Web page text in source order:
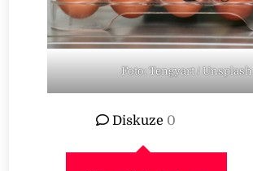
Foto: Tengyart / Unsplash
Diskuze 0